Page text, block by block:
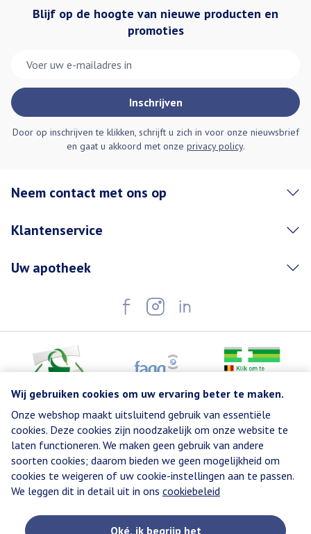
Wij gebruiken cookies om uw ervaring beter te maken.
Onze webshop maakt uitsluitend gebruik van essentiële
cookies. Deze cookies zijn noodzakelijk om onze website te
laten functioneren. We maken geen gebruik van andere
soorten cookies; daarom bieden we geen mogelijkheid om
cookies te weigeren of uw cookie-instellingen aan te passen.
We leggen dit in detail uit in ons cookiebeleid
Oké, ik begrijp het
Blijf op de hoogte van nieuwe producten en
promoties
Inschrijven
Door op inschrijven te klikken, schrijft u zich in voor onze nieuwsbrief
en gaat u akkoord met onze privacy policy.
Neem contact met ons op
Klantenservice
Uw apotheek
Juridische links